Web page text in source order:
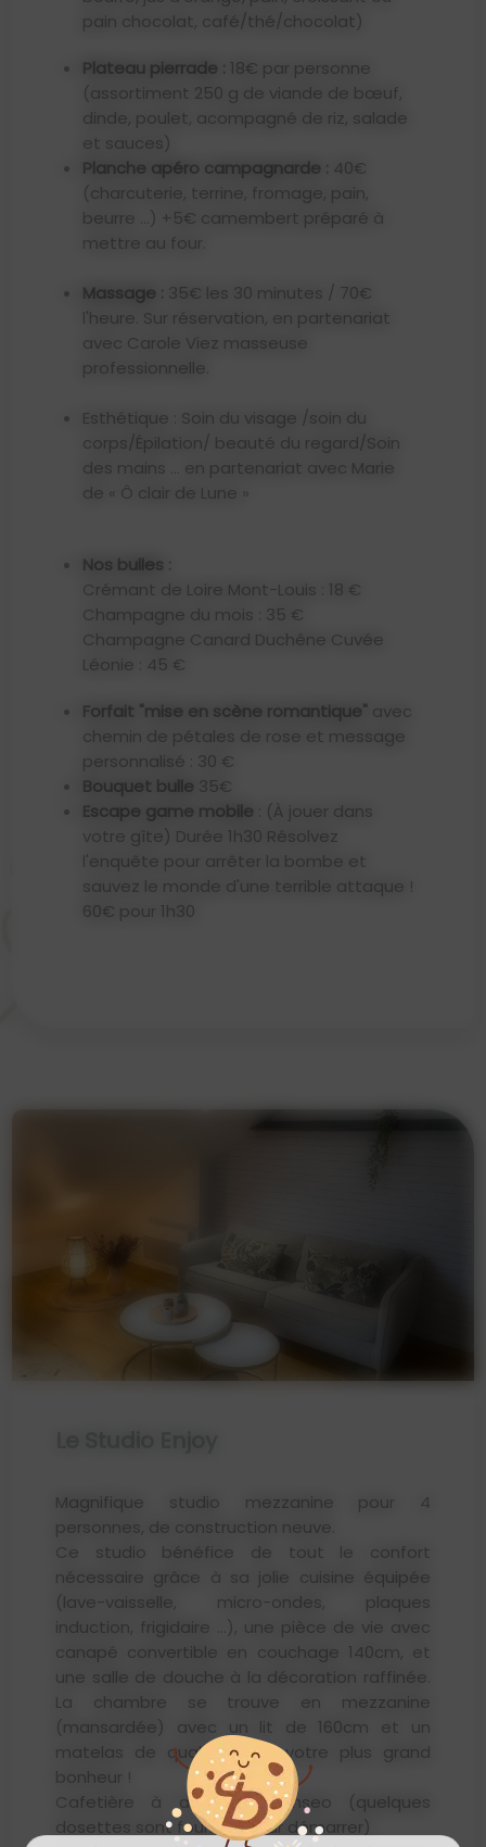
pain chocolat, café/thé/chocolat)
Plateau pierrade : 18€ par personne
(assortiment 250 g de viande de bœuf,
dinde, poulet, acompagné de riz, salade
et sauces)
Planche apéro campagnarde : 40€
(charcuterie, terrine, fromage, pain,
beurre ...) +5€ camembert préparé à
mettre au four.
Massage : 35€ les 30 minutes / 70€
l'heure. Sur réservation, en partenariat
avec Carole Viez masseuse
professionnelle.
Esthétique : Soin du visage /soin du
corps/Épilation/ beauté du regard/Soin
des mains … en partenariat avec Marie
de « Ô clair de Lune »
Nos bulles :
Crémant de Loire Mont-Louis : 18 €
Champagne du mois : 35 €
Champagne Canard Duchêne Cuvée
Léonie : 45 €
Forfait "mise en scène romantique" avec
chemin de pétales de rose et message
personnalisé : 30 €
Bouquet bulle 35€
Escape game mobile : (À jouer dans
votre gîte) Durée 1h30 Résolvez
l'enquête pour arrêter la bombe et
sauvez le monde d'une terrible attaque !
60€ pour 1h30
Magnifique studio mezzanine pour 4
personnes, de construction neuve.
Ce studio bénéfice de tout le confort
nécessaire grâce à sa jolie cuisine équipée
(lave-vaisselle, micro-ondes, plaques
induction, frigidaire …), une pièce de vie avec
canapé convertible en couchage 140cm, et
une salle de douche à la décoration raffinée.
La chambre se trouve en mezzanine
(mansardée) avec un lit de 160cm et un
matelas de qualité, pour votre plus grand
bonheur !
Cafetière à dosettes Senseo (quelques
dosettes sont fournies pour démarrer)